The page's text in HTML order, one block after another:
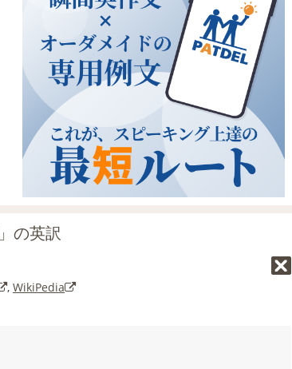
の英訳
, WikiPedia